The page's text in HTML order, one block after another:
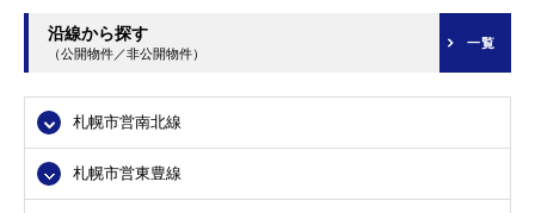
札幌市厚別区
札幌市手稲区
沿線から探す
（公開物件／非公開物件）
一覧
札幌市営南北線
札幌市営東豊線